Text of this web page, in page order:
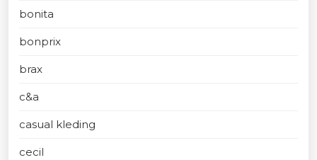
bonita
bonprix
brax
c&a
casual kleding
cecil